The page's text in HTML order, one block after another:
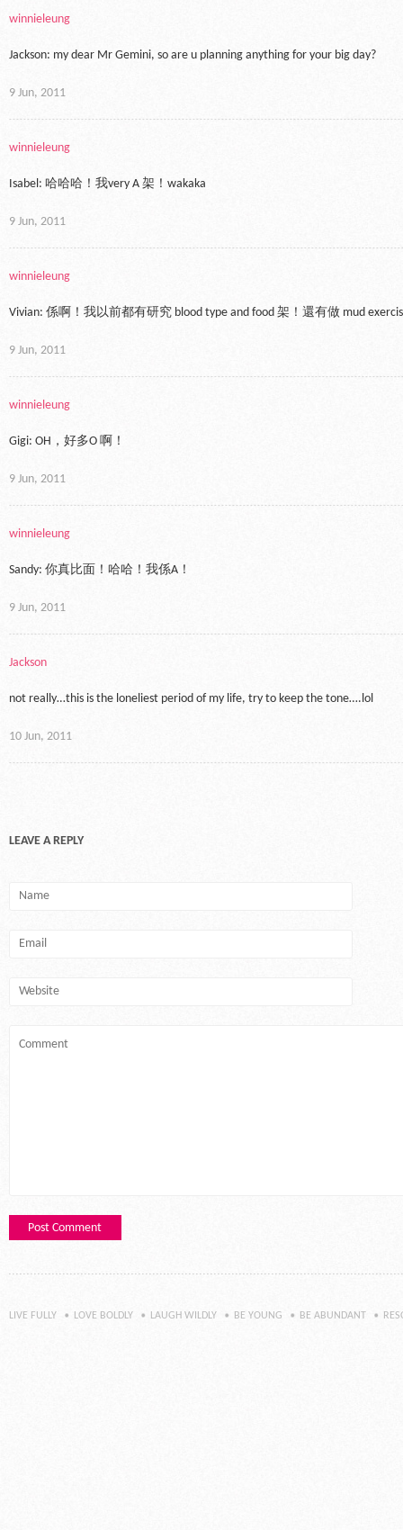
winnieleung
Jackson: my dear Mr Gemini, so are u planning anything for your big day?
9 Jun, 2011
winnieleung
Isabel: 哈哈哈！我very A 架！wakaka
9 Jun, 2011
winnieleung
Vivian: 係啊！我以前都有研究 blood type and food 架！還有做 mud
9 Jun, 2011
winnieleung
Gigi: OH，好多O 啊！
9 Jun, 2011
winnieleung
Sandy: 你真比面！哈哈！我係A！
9 Jun, 2011
Jackson
not really…this is the loneliest period of my life, try to keep the tone….lol
10 Jun, 2011
LEAVE A REPLY
LIVE FULLY LOVE BOLDLY LAUGH WILDLY BE YOUNG BE ABUNDANT